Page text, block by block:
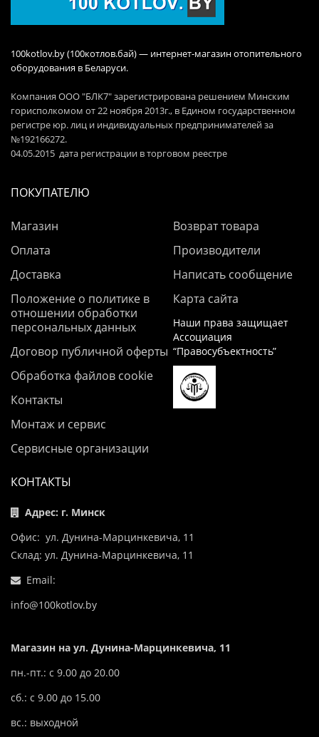
100kotlov.by (100котлов.бай) — интернет-магазин отопительного
оборудования в Беларуси.
Компания ООО "БЛК7" зарегистрирована решением Минским
горисполкомом от 22 ноября 2013г., в Едином государственном
регистре юр. лиц и индивидуальных предпринимателей за
№192166272.
04.05.2015 дата регистрации в торговом реестре
ПОКУПАТЕЛЮ
Магазин
Оплата
Доставка
Положение о политике в
отношении обработки
персональных данных
Договор публичной оферты
Обработка файлов cookie
Контакты
Монтаж и сервис
Сервисные организации
Возврат товара
Производители
Написать сообщение
Карта сайта
Наши права защищает
Ассоциация
“Правосубъектность”
КОНТАКТЫ
Адрес: г. Минск
Офис: ул. Дунина-Марцинкевича, 11
Склад: ул. Дунина-Марцинкевича, 11
Email:
info@100kotlov.by
Магазин на ул. Дунина-Марцинкевича, 11
пн.-пт.: с 9.00 до 20.00
сб.: с 9.00 до 15.00
вс.: выходной